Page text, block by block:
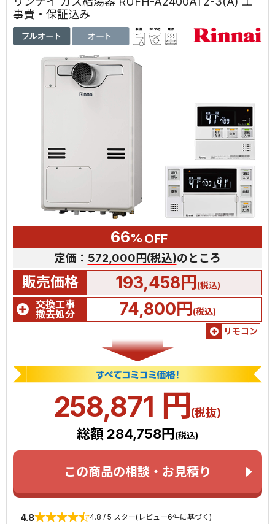
事費・保証込み
66% OFF
定価： 572,000円(税込)のところ
販売価格 193,458円(税込)
交換工事
撤去処分
74,800円(税込)
リモコン
258,871 円(税抜)
総額 284,758円 (税込)
この商品の相談・お見積り
4.8 4.8 / 5 スター(レビュー6件に基づく)